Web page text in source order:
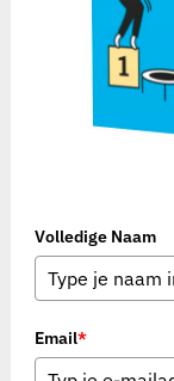
Volledige Naam
Email*